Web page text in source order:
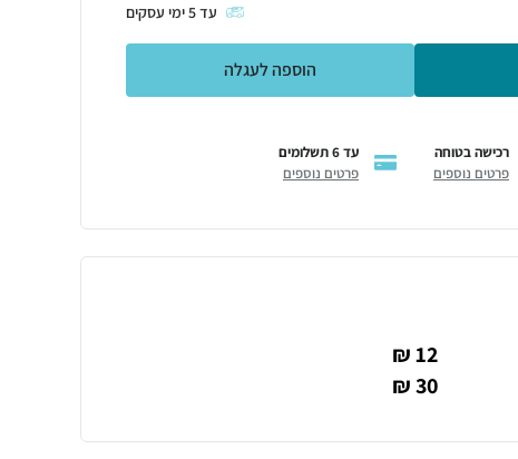
עד5ימי עסקים
הוספה לעגלה
רכישה בטוחה
פרטים נוספים
עד 6 תשלומים
פרטים נוספים
12 ₪
30 ₪